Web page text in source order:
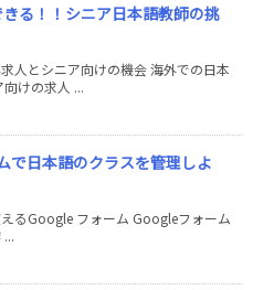
る！！シニア日本語教師の挑
人とシニア向けの機会 海外での日本
けの求人 ...
で日本語のクラスを管理しよ
るGoogle フォーム Googleフォーム